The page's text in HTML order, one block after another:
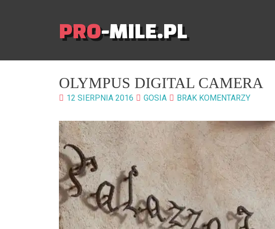
PRO-MILE.PL
OLYMPUS DIGITAL CAMERA
12 SIERPNIA 2016 GOSIA BRAK KOMENTARZY